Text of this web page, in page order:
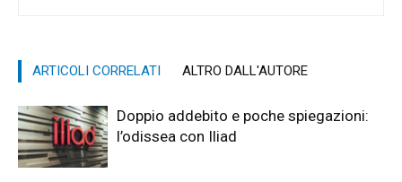
ARTICOLI CORRELATI ALTRO DALL'AUTORE
Doppio addebito e poche spiegazioni:
l’odissea con Iliad